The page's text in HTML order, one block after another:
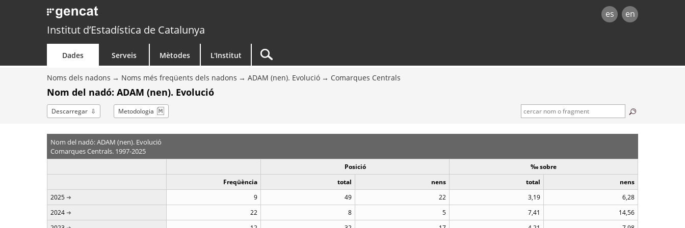
es en
Institut d’Estadística de Catalunya
Dades Serveis Mètodes L'Institut
Noms dels nadons Noms més freqüents dels nadons ADAM (nen). Evolució Comarques Centrals
Nom del nadó: ADAM (nen). Evolució
Descarregar Metodologia
Nom del nadó: ADAM (nen). Evolució
Comarques Centrals. 1997-2025
Posició
‰ sobre
Freqüència
total nens total
nens
2025
9 49 22 3,19
6,28
2024
22 8 5 7,41
14,56